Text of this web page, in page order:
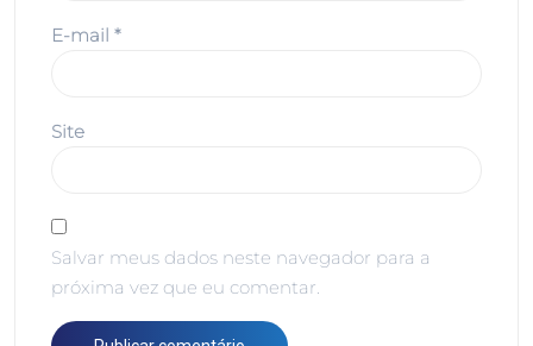
E-mail *
Site
Salvar meus dados neste navegador para a
próxima vez que eu comentar.